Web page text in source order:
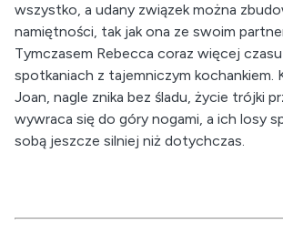
wszystko, a udany związek można
namiętności, tak jak ona ze swoim
Tymczasem Rebecca coraz więcej
spotkaniach z tajemniczym kochankiem.
Joan, nagle znika bez śladu, życie trójki
wywraca się do góry nogami, a ich losy
sobą jeszcze silniej niż dotychczas.